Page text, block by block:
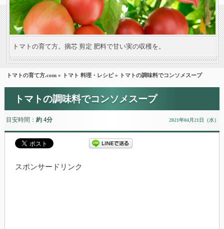
トマトの育て方。摘芯 剪定 肥料で甘い実の収穫を。
トマトの育て方.com » トマト 料理・レシピ» トマトの調味料でコンソメスープ
トマトの調味料でコンソメスープ
目安時間： 約 4分 2021年04月21日（水）
スポンサードリンク